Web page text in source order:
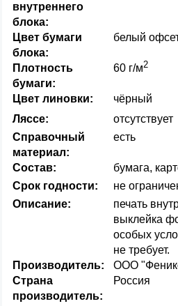
внутреннего
блока:
Цвет бумаги
блока:
белый
Плотность
бумаги:
60 г/м2
Цвет линовки:
чёрный
Ляссе:
отсутствует
Справочный
материал:
есть
Состав:
бумага,
Срок годности:
не
Описание:
печать
выклейка
особых
не требует.
Производитель:
ООО
Страна
производитель:
Россия